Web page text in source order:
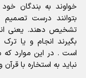
خواوند به بندگان
بتوانند درست تصمیم
تشخیص دهند. یعنی
بگیرند انجام و یا
است . در این موارد که
نباید به استخاره با